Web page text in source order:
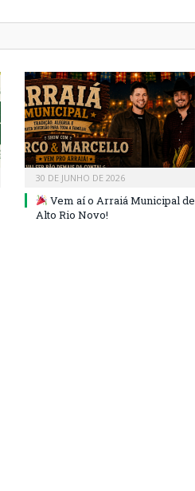
30 DE JUNHO DE 2026
Vem aí o Arraiá Municipal de
Alto Rio Novo!